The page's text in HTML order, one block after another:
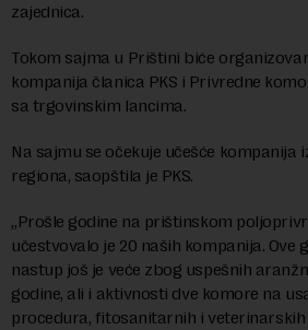
zajednica.
Tokom sajma u Prištini biće
kompanija članica PKS i Privredne
sa trgovinskim lancima.
Na sajmu se očekuje učešće kompanija
regiona, saopštila je PKS.
„Prošle godine na prištinskom
učestvovalo je 20 naših kompanija. Ove
nastup još je veće zbog uspešnih
godine, ali i aktivnosti dve komore na
procedura, fitosanitarnih i